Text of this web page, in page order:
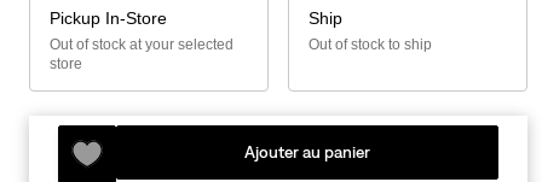
Pickup In-Store
Out of stock at your selected
store
Ship
Out of stock to ship
Ajouter au panier